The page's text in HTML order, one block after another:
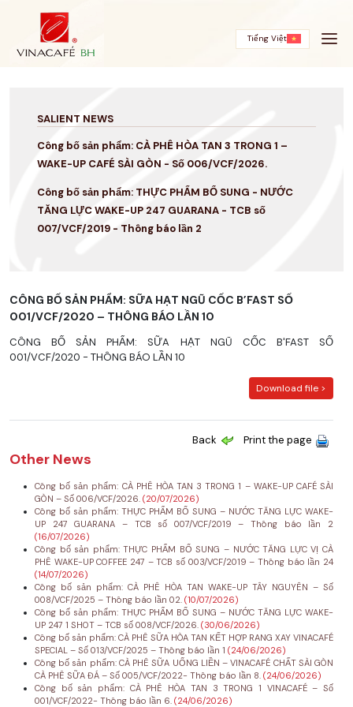
Tiếng Việt
SALIENT NEWS
Công bố sản phẩm: CÀ PHÊ HÒA TAN 3 TRONG 1 –
WAKE-UP CAFÉ SÀI GÒN - Số 006/VCF/2026.
Công bố sản phẩm: THỰC PHẨM BỔ SUNG - NƯỚC
TĂNG LỰC WAKE-UP 247 GUARANA - TCB số
007/VCF/2019 - Thông báo lần 2
CÔNG BỐ SẢN PHẨM: SỮA HẠT NGŨ CỐC B’FAST SỐ
001/VCF/2020 – THÔNG BÁO LẦN 10
CÔNG BỐ SẢN PHẨM: SỮA HẠT NGŨ CỐC B'FAST SỐ
001/VCF/2020 - THÔNG BÁO LẦN 10
Download file >
Back Print the page
Other News
Công bố sản phẩm: CÀ PHÊ HÒA TAN 3 TRONG 1 – WAKE-UP CAFÉ SÀI
GÒN – Số 006/VCF/2026. (20/07/2026)
Công bố sản phẩm: THỰC PHẨM BỔ SUNG – NƯỚC TĂNG LỰC WAKE-
UP 247 GUARANA – TCB số 007/VCF/2019 – Thông báo lần 2
(16/07/2026)
Công bố sản phẩm: THỰC PHẨM BỔ SUNG – NƯỚC TĂNG LỰC VỊ CÀ
PHÊ WAKE-UP COFFEE 247 – TCB số 003/VCF/2019 – Thông báo lần 24
(14/07/2026)
Công bố sản phẩm: CÀ PHÊ HÒA TAN WAKE-UP TÂY NGUYÊN – Số
008/VCF/2025 – Thông báo lần 02. (10/07/2026)
Công bố sản phẩm: THỰC PHẨM BỔ SUNG – NƯỚC TĂNG LỰC WAKE-
UP 247 1 SHOT – TCB số 008/VCF/2026. (30/06/2026)
Công bố sản phẩm: CÀ PHÊ SỮA HÒA TAN KẾT HỢP RANG XAY VINACAFÉ
SPECIAL – Số 013/VCF/2025 – Thông báo lần 1 (24/06/2026)
Công bố sản phẩm: CÀ PHÊ SỮA UỐNG LIỀN – VINACAFÉ CHẤT SÀI GÒN
CÀ PHÊ SỮA ĐÁ – Số 005/VCF/2022- Thông báo lần 8. (24/06/2026)
Công bố sản phẩm: CÀ PHÊ HÒA TAN 3 TRONG 1 VINACAFÉ – Số
001/VCF/2022- Thông báo lần 6. (24/06/2026)